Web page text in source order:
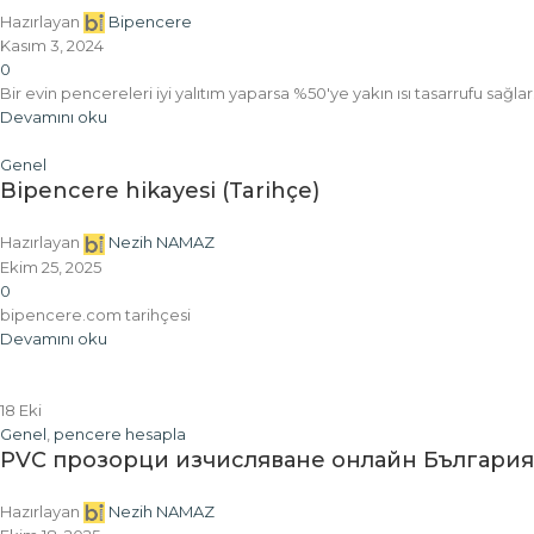
Hazırlayan
Bipencere
Kasım 3, 2024
0
Bir evin pencereleri iyi yalıtım yaparsa %50'ye yakın ısı tasarrufu
Devamını oku
Genel
Bipencere hikayesi (Tarihçe)
Hazırlayan
Nezih NAMAZ
Ekim 25, 2025
0
bipencere.com tarihçesi
Devamını oku
18 Eki
Genel pencere hesapla
PVC прозорци изчисляване онлайн България
Hazırlayan
Nezih NAMAZ